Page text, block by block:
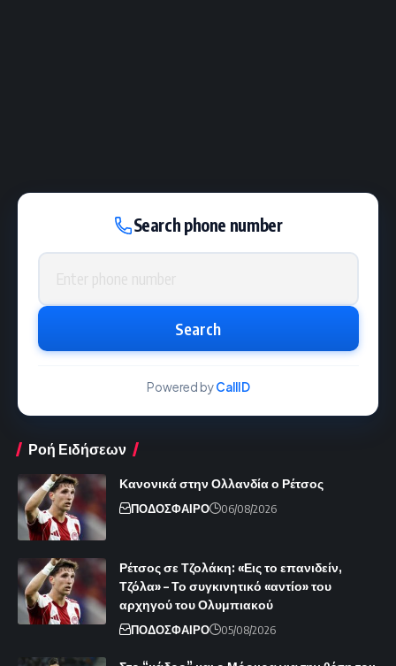
Search phone number
Phone number
Search
Powered byCallID
Ροή Ειδήσεων
Κανονικά στην Ολλανδία ο Ρέτσος
ΠΟΔΟΣΦΑΙΡΟ 06/08/2026
Ρέτσος σε Τζολάκη: «Εις το επανιδείν,
Τζόλα» – Το συγκινητικό «αντίο» του
αρχηγού του Ολυμπιακού
ΠΟΔΟΣΦΑΙΡΟ 05/08/2026